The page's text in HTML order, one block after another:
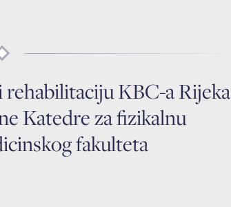
KBC-a Rijeka
Katedre za fizikalnu
fakulteta